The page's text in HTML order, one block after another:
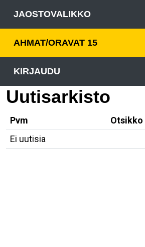
JAOSTOVALIKKO
AHMAT/ORAVAT 15
KIRJAUDU
Uutisarkisto
Pvm Otsikko
Ei uutisia